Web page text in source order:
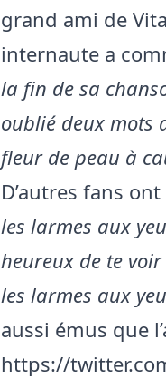
grand ami de
internaute a
la fin de sa
oublié deux mots
fleur de peau à
D’autres fans
les larmes aux
heureux de te
les larmes aux
aussi émus que
https://